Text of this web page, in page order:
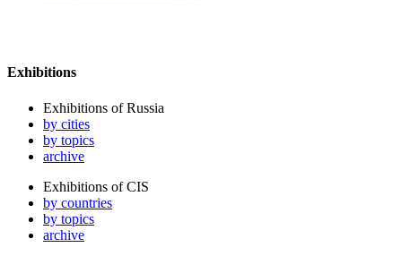
Exhibitions
Exhibitions of Russia
by cities
by topics
archive
Exhibitions of CIS
by countries
by topics
archive